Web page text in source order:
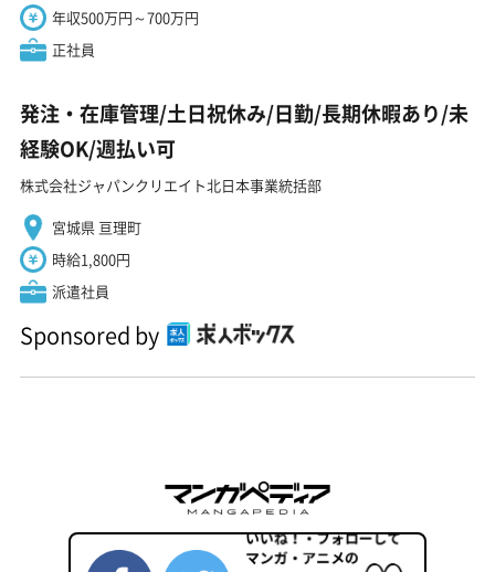
年収500万円～700万円
正社員
発注・在庫管理/土日祝休み/日勤/長期休暇あり/未
経験OK/週払い可
株式会社ジャパンクリエイト北日本事業統括部
宮城県 亘理町
時給1,800円
派遣社員
Sponsored by